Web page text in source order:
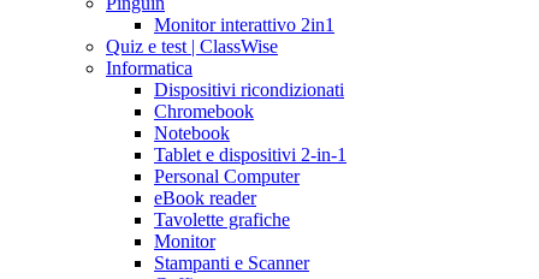
Monitor interattivo 2in1
Quiz e test | ClassWise
Informatica
Dispositivi ricondizionati
Chromebook
Notebook
Tablet e dispositivi 2-in-1
Personal Computer
eBook reader
Tavolette grafiche
Monitor
Stampanti e Scanner